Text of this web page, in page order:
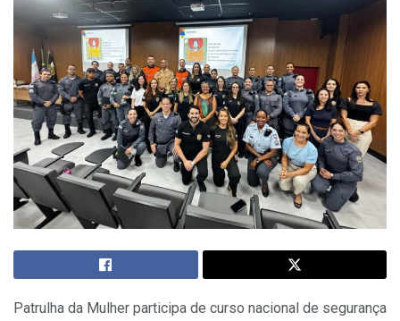
Patrulha da Mulher participa de curso nacional de segurança